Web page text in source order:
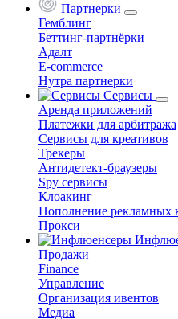
Партнерки
Гемблинг
Беттинг-партнёрки
Адалт
E-commerce
Нутра партнерки
Сервисы
Аренда приложений
Платежки для арбитража
Сервисы для креативов
Трекеры
Антидетект-браузеры
Spy сервисы
Клоакинг
Пополнение рекламных
Прокси
Продажи
Finance
Управление
Организация ивентов
Медиа